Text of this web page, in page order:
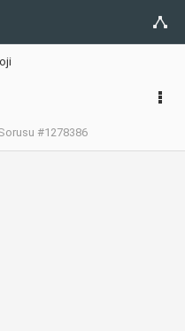
#1278386